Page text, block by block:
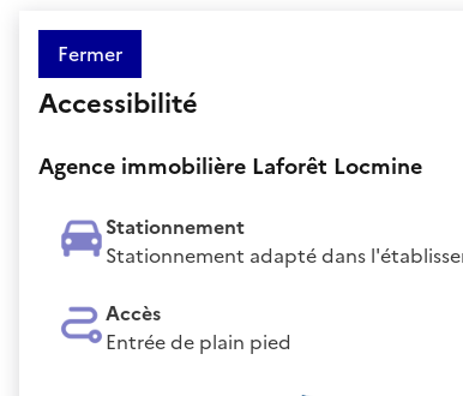
Fermer
Accessibilité
Agence immobilière Laforêt Locmine
Stationnement
Stationnement adapté dans
Accès
Entrée de plain pied